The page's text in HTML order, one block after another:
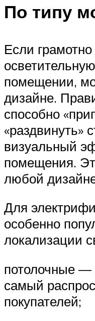
По типу
Если
помещении,
дизайне.
способно
«раздвинуть»
визуальный
помещения.
любой
Для
особенно
локализации
потолочные —
самый
покупателей;